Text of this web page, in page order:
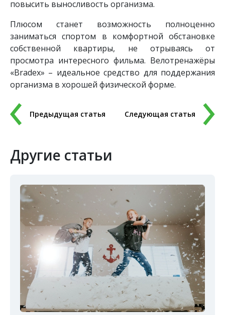
повысить выносливость организма.
Плюсом станет возможность полноценно
заниматься спортом в комфортной обстановке
собственной квартиры, не отрываясь от
просмотра интересного фильма. Велотренажёры
«Bradex» – идеальное средство для поддержания
организма в хорошей физической форме.
Предыдущая статья Следующая статья
Другие статьи